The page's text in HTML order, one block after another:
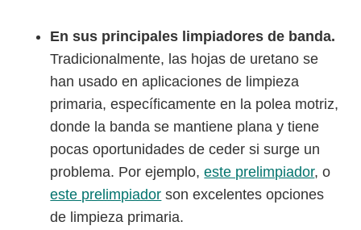
En sus principales limpiadores de banda.
Tradicionalmente, las hojas de uretano se
han usado en aplicaciones de limpieza
primaria, específicamente en la polea motriz,
donde la banda se mantiene plana y tiene
pocas oportunidades de ceder si surge un
problema. Por ejemplo,este prelimpiador, o
este prelimpiador son excelentes opciones
de limpieza primaria.